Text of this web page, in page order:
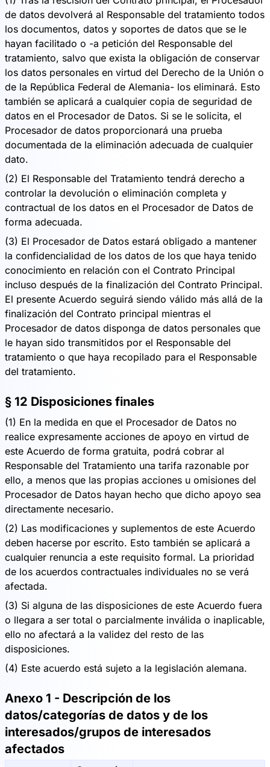
de datos devolverá al Responsable del tratamiento todos
los documentos, datos y soportes de datos que se le
hayan facilitado o -a petición del Responsable del
tratamiento, salvo que exista la obligación de conservar
los datos personales en virtud del Derecho de la Unión o
de la República Federal de Alemania- los eliminará. Esto
también se aplicará a cualquier copia de seguridad de
datos en el Procesador de Datos. Si se le solicita, el
Procesador de datos proporcionará una prueba
documentada de la eliminación adecuada de cualquier
dato.
(2) El Responsable del Tratamiento tendrá derecho a
controlar la devolución o eliminación completa y
contractual de los datos en el Procesador de Datos de
forma adecuada.
(3) El Procesador de Datos estará obligado a mantener
la confidencialidad de los datos de los que haya tenido
conocimiento en relación con el Contrato Principal
incluso después de la finalización del Contrato Principal.
El presente Acuerdo seguirá siendo válido más allá de la
finalización del Contrato principal mientras el
Procesador de datos disponga de datos personales que
le hayan sido transmitidos por el Responsable del
tratamiento o que haya recopilado para el Responsable
del tratamiento.
§ 12 Disposiciones finales
(1) En la medida en que el Procesador de Datos no
realice expresamente acciones de apoyo en virtud de
este Acuerdo de forma gratuita, podrá cobrar al
Responsable del Tratamiento una tarifa razonable por
ello, a menos que las propias acciones u omisiones del
Procesador de Datos hayan hecho que dicho apoyo sea
directamente necesario.
(2) Las modificaciones y suplementos de este Acuerdo
deben hacerse por escrito. Esto también se aplicará a
cualquier renuncia a este requisito formal. La prioridad
de los acuerdos contractuales individuales no se verá
afectada.
(3) Si alguna de las disposiciones de este Acuerdo fuera
o llegara a ser total o parcialmente inválida o inaplicable,
ello no afectará a la validez del resto de las
disposiciones.
(4) Este acuerdo está sujeto a la legislación alemana.
Anexo 1 - Descripción de los
datos/categorías de datos y de los
interesados/grupos de interesados
afectados